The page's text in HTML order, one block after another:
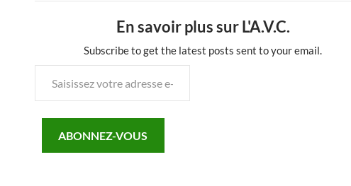
En savoir plus sur L'A.V.C.
Subscribe to get the latest posts sent to your email.
votre
mail…ABONNEZ-VOUS